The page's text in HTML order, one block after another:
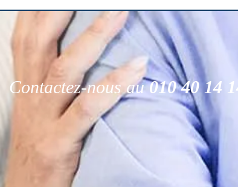
Contactez-nous au010 40 14